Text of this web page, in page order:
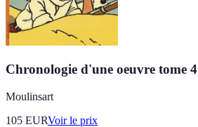
Chronologie d'une oeuvre tome 4
Moulinsart
105 EURVoir le prix